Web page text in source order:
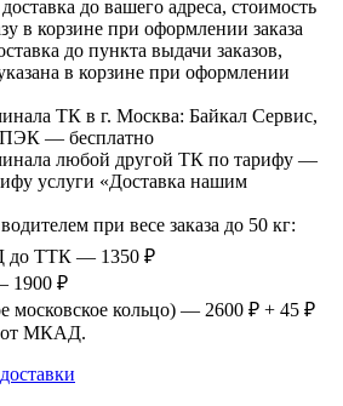
до вашего адреса, стоимость
в корзине при оформлении заказа
до пункта выдачи заказов,
в корзине при оформлении
ТК в г. Москва: Байкал Сервис,
— бесплатно
любой другой ТК по тарифу —
услуги «Доставка нашим
при весе заказа до 50 кг:
до ТТК — 1350 ₽
1900 ₽
московское кольцо) — 2600 ₽ + 45 ₽
от МКАД.